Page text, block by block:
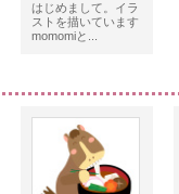
はじめまして。イラ
ストを描いています
momomiと...